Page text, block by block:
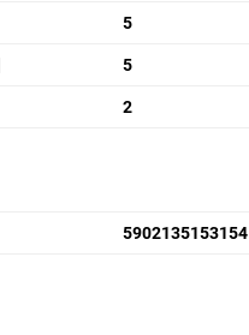
5
5
2
5902135153154